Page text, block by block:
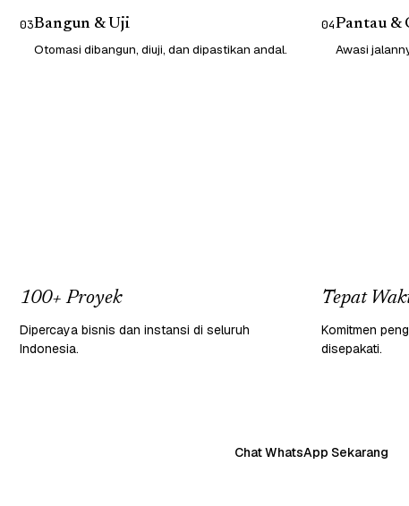
03Bangun & Uji
Otomasi dibangun, diuji, dan dipastikan andal.
04Pantau &
Awasi
100+ Proyek
Dipercaya bisnis dan instansi di seluruh
Indonesia.
Tepat
Komitmen
disepakati.
Chat WhatsApp Sekarang